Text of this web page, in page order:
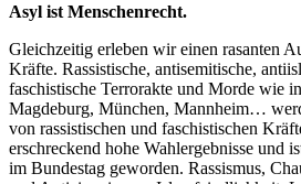
Asyl ist Menschenrecht.
Gleichzeitig erleben wir einen rasanten
Kräfte. Rassis­tische, antisemitische,
faschistische Terrorakte und Morde wie
Magdeburg, München, Mannheim…
von rassistischen und faschistischen
erschreckend hohe Wahlergebnisse und
im Bundestag geworden. Rassismus,